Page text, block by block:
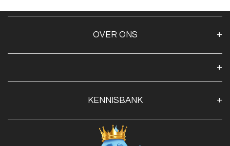
OVER ONS
Openingstijden
Contact
Privacy Policy
KENNISBANK
Blog
Advies